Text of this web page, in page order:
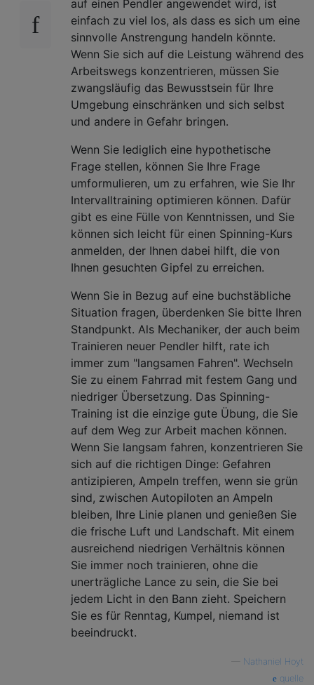
auf einen Pendler angewendet wird, ist
einfach zu viel los, als dass es sich um eine
sinnvolle Anstrengung handeln könnte.
Wenn Sie sich auf die Leistung während des
Arbeitswegs konzentrieren, müssen Sie
zwangsläufig das Bewusstsein für Ihre
Umgebung einschränken und sich selbst
und andere in Gefahr bringen.
Wenn Sie lediglich eine hypothetische
Frage stellen, können Sie Ihre Frage
umformulieren, um zu erfahren, wie Sie Ihr
Intervalltraining optimieren können. Dafür
gibt es eine Fülle von Kenntnissen, und Sie
können sich leicht für einen Spinning-Kurs
anmelden, der Ihnen dabei hilft, die von
Ihnen gesuchten Gipfel zu erreichen.
Wenn Sie in Bezug auf eine buchstäbliche
Situation fragen, überdenken Sie bitte Ihren
Standpunkt. Als Mechaniker, der auch beim
Trainieren neuer Pendler hilft, rate ich
immer zum "langsamen Fahren". Wechseln
Sie zu einem Fahrrad mit festem Gang und
niedriger Übersetzung. Das Spinning-
Training ist die einzige gute Übung, die Sie
auf dem Weg zur Arbeit machen können.
Wenn Sie langsam fahren, konzentrieren Sie
sich auf die richtigen Dinge: Gefahren
antizipieren, Ampeln treffen, wenn sie grün
sind, zwischen Autopiloten an Ampeln
bleiben, Ihre Linie planen und genießen Sie
die frische Luft und Landschaft. Mit einem
ausreichend niedrigen Verhältnis können
Sie immer noch trainieren, ohne die
unerträgliche Lance zu sein, die Sie bei
jedem Licht in den Bann zieht. Speichern
Sie es für Renntag, Kumpel, niemand ist
beeindruckt.
Nathaniel Hoyt
quelle